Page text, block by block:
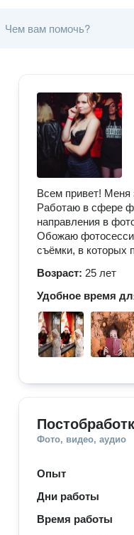
Всем привет! Меня
Работаю в сфере
направления в
Обожаю
съёмки, в которых
Возраст: 25 лет
Удобное время
Фото, видео, аудио
Опыт
Дни работы
Время работы